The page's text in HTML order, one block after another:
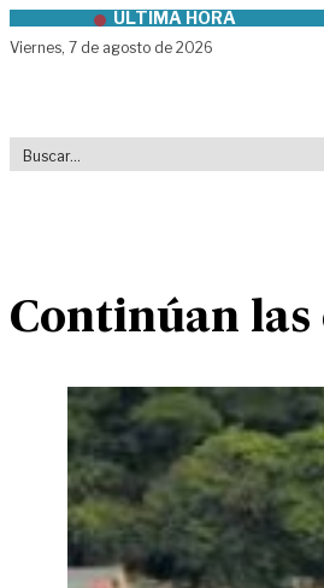
Skip to contentÚLTIMA HORA
Viernes, 7 de agosto de 2026
Continúan las